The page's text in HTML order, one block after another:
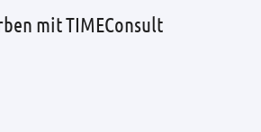
mit TIMEConsult